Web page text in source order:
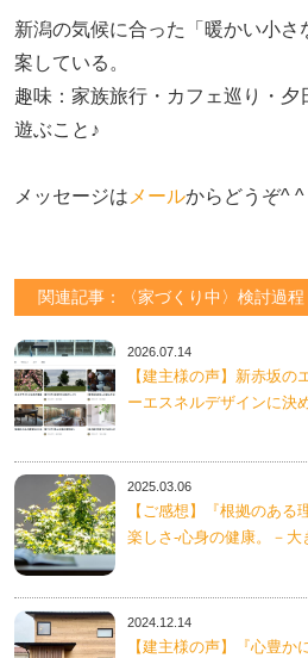
新潟の気候に合った「暖かい小さ
案している。
趣味：家族旅行・カフェ巡り・夕
遊ぶこと♪
メッセージは メールからどうぞ^ ^
関連記事：〈家づくり中〉検討過
2026.07.14
【建主様の声】新赤坂の
ーエスネルデザインに決
2025.03.06
【ご感想】『根拠のある
楽しさ-心身の健康。－大
2024.12.14
【建主様の声】『心豊か